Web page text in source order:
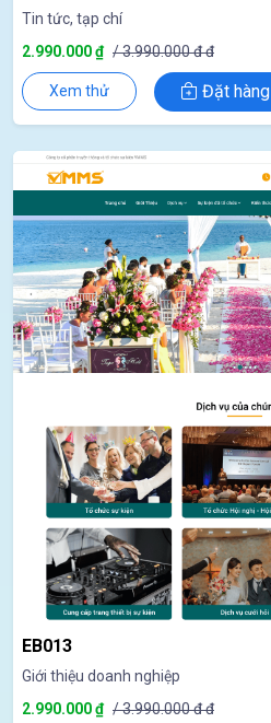
Tin tức, tạp chí
2.990.000 ₫ / 3.990.000 đ đ
Xem thử Đặt hàng
EB013
Giới thiệu doanh nghiệp
2.990.000 ₫ / 3.990.000 đ đ